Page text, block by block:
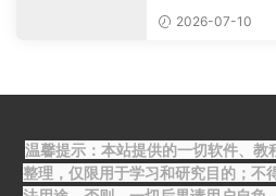
2026-07-10
温馨提示：本站提供的一切软件、教
整理，仅限用于学习和研究目的；不